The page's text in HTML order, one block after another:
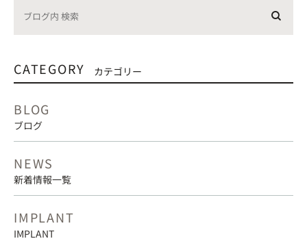
CATEGORY カテゴリー
BLOG
ブログ
NEWS
新着情報一覧
IMPLANT
IMPLANT